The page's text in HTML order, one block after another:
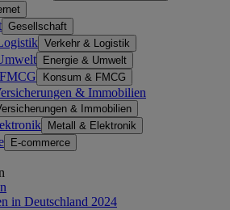
Gesellschaft
Verkehr & Logistik
Energie & Umwelt
Konsum & FMCG
& Immobilien
& Immobilien
Metall & Elektronik
E-commerce
in Deutschland 2024